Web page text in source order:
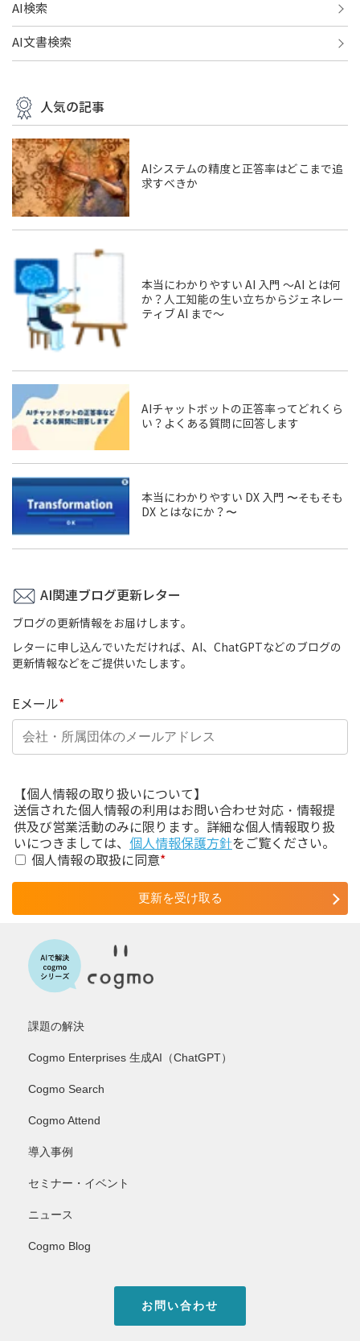
AI検索
AI文書検索
人気の記事
AIシステムの精度と正答率はどこまで追
求すべきか
本当にわかりやすい AI 入門 ～AI とは何
か？人工知能の生い立ちからジェネレー
ティブ AI まで～
AIチャットボットの正答率ってどれくら
い？よくある質問に回答します
本当にわかりやすい DX 入門 〜そもそも
DX とはなにか？〜
AI関連ブログ更新レター
ブログの更新情報をお届けします。
レターに申し込んでいただければ、AI、ChatGPTなどのブログの
更新情報などをご提供いたします。
Eメール*
【個人情報の取り扱いについて】
送信された個人情報の利用はお問い合わせ対応・情報提
供及び営業活動のみに限ります。詳細な個人情報取り扱
いにつきましては、 個人情報保護方針をご覧ください。
個人情報の取扱に同意*
課題の解決
Cogmo Enterprises 生成AI（ChatGPT）
Cogmo Search
Cogmo Attend
導入事例
セミナー・イベント
ニュース
Cogmo Blog
お問い合わせ